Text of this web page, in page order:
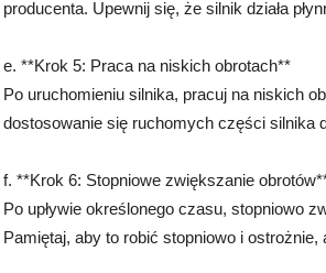
producenta. Upewnij się, że silnik działa
e. **Krok 5: Praca na niskich obrotach**
Po uruchomieniu silnika, pracuj na niskich
dostosowanie się ruchomych części silnika
f. **Krok 6: Stopniowe zwiększanie
Po upływie określonego czasu, stopniowo
Pamiętaj, aby to robić stopniowo i